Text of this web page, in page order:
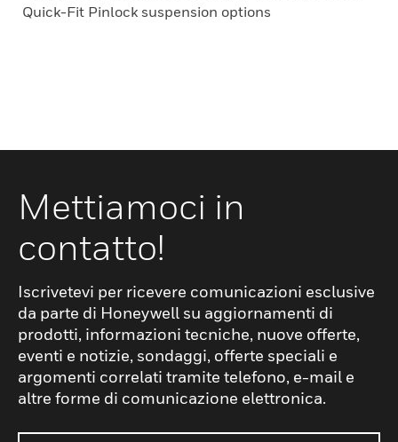
Quick-Fit Pinlock suspension options
Mettiamoci in
contatto!
Iscrivetevi per ricevere comunicazioni esclusive
da parte di Honeywell su aggiornamenti di
prodotti, informazioni tecniche, nuove offerte,
eventi e notizie, sondaggi, offerte speciali e
argomenti correlati tramite telefono, e-mail e
altre forme di comunicazione elettronica.